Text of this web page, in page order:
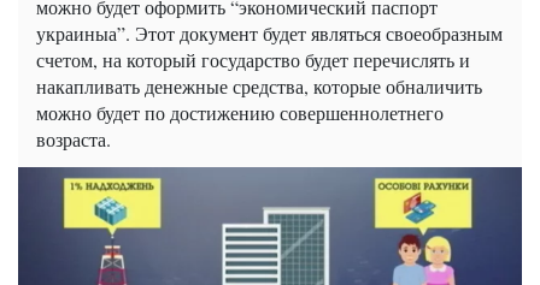
можно будет оформить “экономический паспорт
украиныа”. Этот документ будет являться своеобразным
счетом, на который государство будет перечислять и
накапливать денежные средства, которые обналичить
можно будет по достижению совершеннолетнего
возраста.